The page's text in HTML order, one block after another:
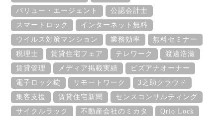
バリュー・エージェント
公認会計士
スマートロック
インターネット無料
ウイルス対策マンション
業務効率
無料セミナー
税理士
賃貸住宅フェア テレワーク
渡邊浩滋
賃貸管理
メディア掲載実績
ビズアナオーナー
電子ロック錠
リモートワーク
3之助クラウド
集客支援
賃貸住宅新聞
センスコンサルティング
サイクルラック
不動産会社のミカタ
Qrio Lock